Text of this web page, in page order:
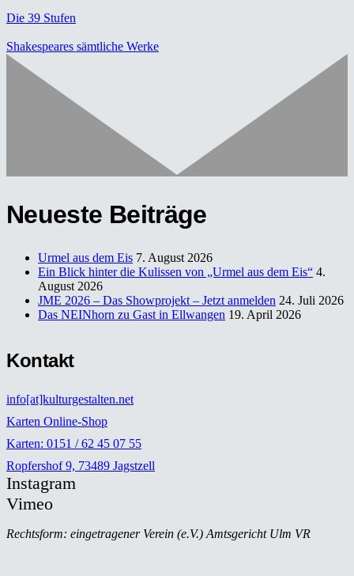
Die 39 Stufen
Shakespeares sämtliche Werke
Neueste Beiträge
Urmel aus dem Eis 7. August 2026
Ein Blick hinter die Kulissen von „Urmel aus dem Eis“ 4.
August 2026
JME 2026 – Das Showprojekt – Jetzt anmelden 24. Juli 2026
Das NEINhorn zu Gast in Ellwangen 19. April 2026
Kontakt
info[at]kulturgestalten.net
Karten Online-Shop
Karten: 0151 / 62 45 07 55
Ropfershof 9, 73489 Jagstzell
Instagram
Vimeo
Rechtsform: eingetragener Verein (e.V.) Amtsgericht Ulm VR